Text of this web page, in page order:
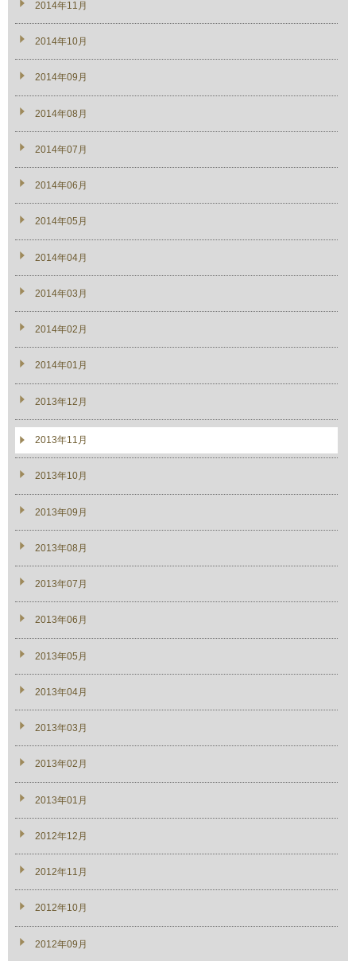
2014年11月
2014年10月
2014年09月
2014年08月
2014年07月
2014年06月
2014年05月
2014年04月
2014年03月
2014年02月
2014年01月
2013年12月
2013年11月
2013年10月
2013年09月
2013年08月
2013年07月
2013年06月
2013年05月
2013年04月
2013年03月
2013年02月
2013年01月
2012年12月
2012年11月
2012年10月
2012年09月